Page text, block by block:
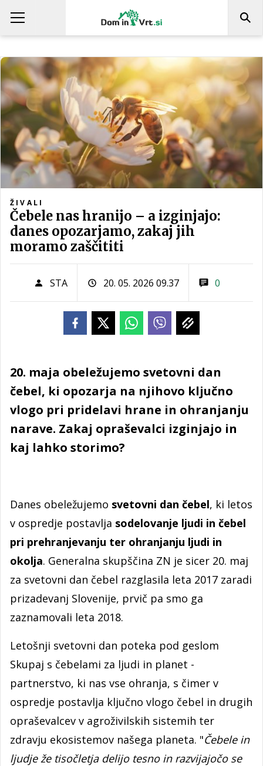
ŽIVALI
Čebele nas hranijo – a izginjajo:
danes opozarjamo, zakaj jih
moramo zaščititi
STA 20. 05. 2026 09.37 0
20. maja obeležujemo svetovni dan
čebel, ki opozarja na njihovo ključno
vlogo pri pridelavi hrane in ohranjanju
narave. Zakaj opraševalci izginjajo in
kaj lahko storimo?
Danes obeležujemo svetovni dan čebel, ki letos
v ospredje postavlja sodelovanje ljudi in čebel
pri prehranjevanju ter ohranjanju ljudi in
okolja. Generalna skupščina ZN je sicer 20. maj
za svetovni dan čebel razglasila leta 2017 zaradi
prizadevanj Slovenije, prvič pa smo ga
zaznamovali leta 2018.
Letošnji svetovni dan poteka pod geslom
Skupaj s čebelami za ljudi in planet -
partnerstvo, ki nas vse ohranja, s čimer v
ospredje postavlja ključno vlogo čebel in drugih
opraševalcev v agroživilskih sistemih ter
zdravju ekosistemov našega planeta. "Čebele in
ljudje že tisočletja delijo tesno in razvijajočo se